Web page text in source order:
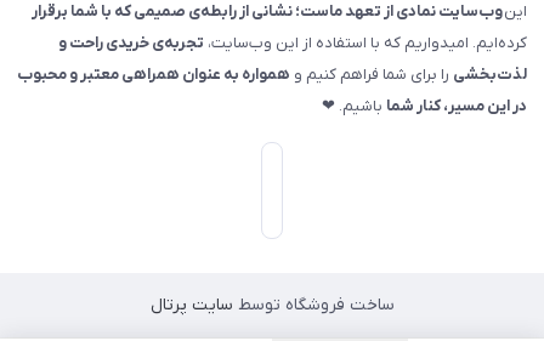
اینوب‌سایت نمادی از تعهد ماست؛ نشانی از رابطه‌ی صمیمی که با شما برقرار
کرده‌ایم. امیدواریم که با استفاده از این وب‌سایت، تجربه‌ی خریدی راحت و
لذت‌بخشی را برای شما فراهم کنیم و همواره به عنوان همراهی معتبر و محبوب
در این مسیر، کنار شما باشیم. ❤
ساخت فروشگاه توسط سایت پرتال